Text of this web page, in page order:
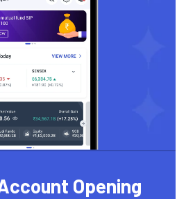
Opening